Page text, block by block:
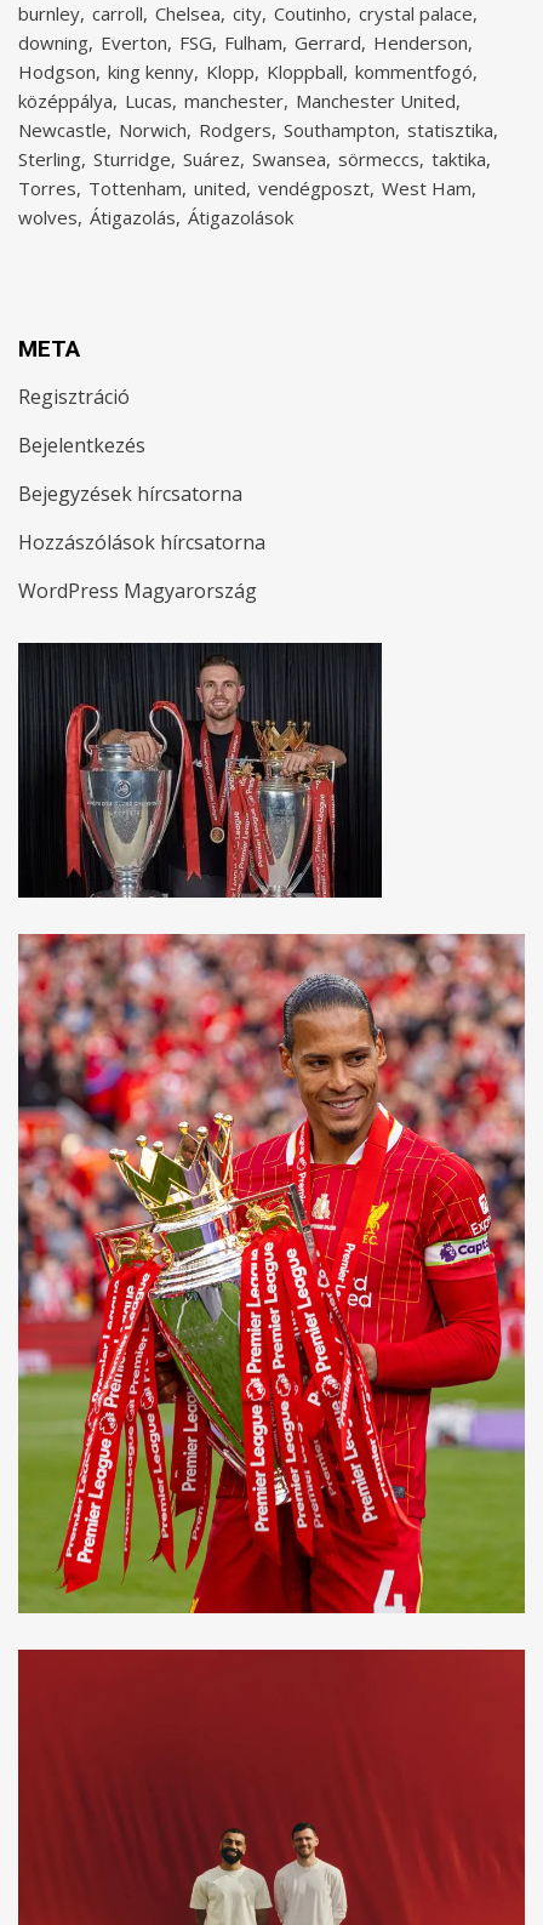
burnley carroll Chelsea city Coutinho crystal palace
downing Everton FSG Fulham Gerrard Henderson
Hodgson king kenny Klopp Kloppball kommentfogó
középpálya Lucas manchester Manchester United
Newcastle Norwich Rodgers Southampton statisztika
Sterling Sturridge Suárez Swansea sörmeccs taktika
Torres Tottenham united vendégposzt West Ham
wolves Átigazolás Átigazolások
META
Regisztráció
Bejelentkezés
Bejegyzések hírcsatorna
Hozzászólások hírcsatorna
WordPress Magyarország